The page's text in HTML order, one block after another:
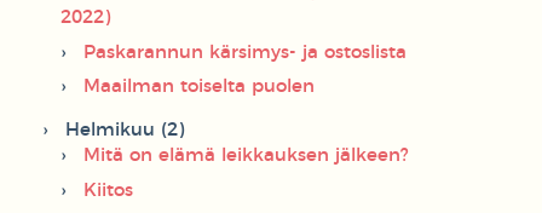
2022)
Paskarannun kärsimys- ja ostoslista
Maailman toiselta puolen
Helmikuu (2)
Mitä on elämä leikkauksen jälkeen?
Kiitos